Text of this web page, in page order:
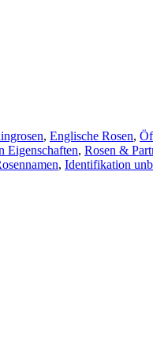
, Englische Rosen,
Eigenschaften, Rosen &
, Identifikation